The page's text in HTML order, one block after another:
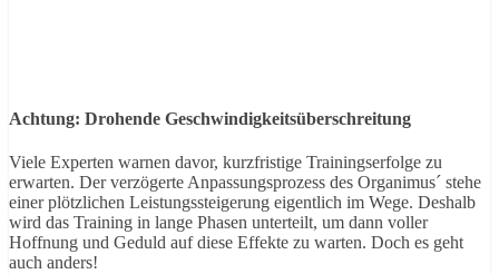
Achtung: Drohende Geschwindigkeitsüberschreitung
Viele Experten warnen davor, kurzfristige Trainingserfolge zu
erwarten. Der verzögerte Anpassungsprozess des Organimus´ stehe
einer plötzlichen Leistungssteigerung eigentlich im Wege. Deshalb
wird das Training in lange Phasen unterteilt, um dann voller
Hoffnung und Geduld auf diese Effekte zu warten. Doch es geht
auch anders!